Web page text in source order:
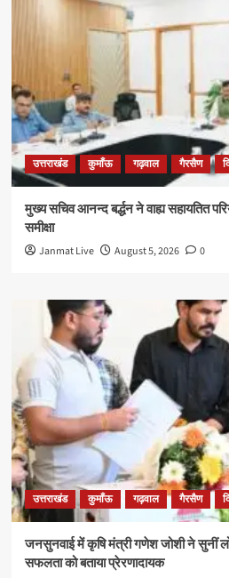
उत्तराखंड कुमाँऊ गढ़वाल गैरसैण
मुख्य सचिव आनन्द बर्द्धन ने वाह्य सहायतित
समीक्षा
Janmat Live August 5, 2026 0
उत्तराखंड कुमाँऊ गढ़वाल गैरसैण
जनसुनवाई में कृषि मंत्री गणेश जोशी ने सुनीं
सफलता को बताया प्रेरणादायक